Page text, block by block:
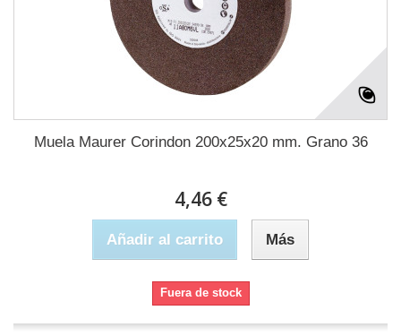
Muela Maurer Corindon 200x25x20 mm. Grano 36
4,46 €
Añadir al carrito Más
Fuera de stock